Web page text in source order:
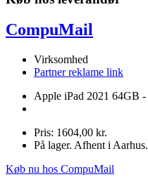
CompuMail
Virksomhed
Partner reklame link
Apple iPad 2021 64GB
Pris: 1604,00 kr.
På lager. Afhent i Aarhus.
Køb nu hos CompuMail